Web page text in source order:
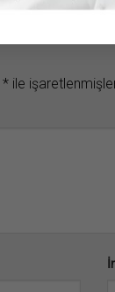
* ile